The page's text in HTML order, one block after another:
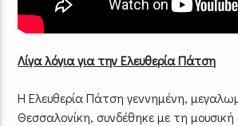
Λίγα λόγια για την Ελευθερία Πάτση
Η Ελευθερία Πάτση γεννημένη,
Θεσσαλονίκη, συνδέθηκε με τη